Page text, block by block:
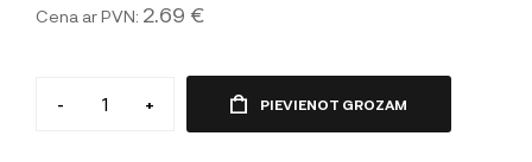
Cena ar PVN: 2.69 €
- + PIEVIENOT GROZAM